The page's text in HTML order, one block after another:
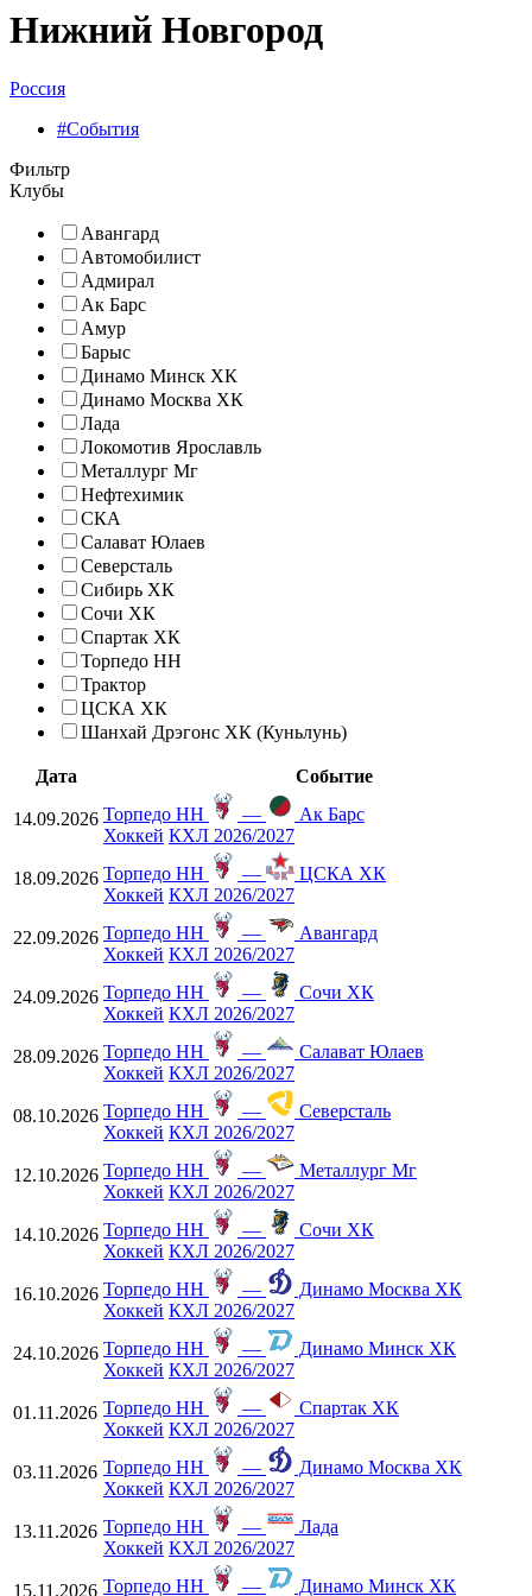
Нижний Новгород
Россия
#События
Фильтр
Клубы
Авангард
Автомобилист
Адмирал
Ак Барс
Амур
Барыс
Динамо Минск ХК
Динамо Москва ХК
Лада
Локомотив Ярославль
Металлург Мг
Нефтехимик
СКА
Салават Юлаев
Северсталь
Сибирь ХК
Сочи ХК
Спартак ХК
Торпедо НН
Трактор
ЦСКА ХК
Шанхай Дрэгонс ХК (Куньлунь)
Дата Событие
14.09.2026 Торпедо НН —
Ак Барс
Хоккей КХЛ 2026/2027
18.09.2026 Торпедо НН —
ЦСКА ХК
Хоккей КХЛ 2026/2027
22.09.2026 Торпедо НН —
Авангард
Хоккей КХЛ 2026/2027
24.09.2026 Торпедо НН —
Сочи ХК
Хоккей КХЛ 2026/2027
28.09.2026 Торпедо НН —
Салават Юлаев
Хоккей КХЛ 2026/2027
08.10.2026 Торпедо НН —
Северсталь
Хоккей КХЛ 2026/2027
12.10.2026 Торпедо НН —
Металлург Мг
Хоккей КХЛ 2026/2027
14.10.2026 Торпедо НН —
Сочи ХК
Хоккей КХЛ 2026/2027
16.10.2026 Торпедо НН —
Динамо Москва ХК
Хоккей КХЛ 2026/2027
24.10.2026 Торпедо НН —
Динамо Минск ХК
Хоккей КХЛ 2026/2027
01.11.2026 Торпедо НН —
Спартак ХК
Хоккей КХЛ 2026/2027
03.11.2026 Торпедо НН —
Динамо Москва ХК
Хоккей КХЛ 2026/2027
13.11.2026 Торпедо НН —
Лада
Хоккей КХЛ 2026/2027
15.11.2026 Торпедо НН — Динамо Минск ХК